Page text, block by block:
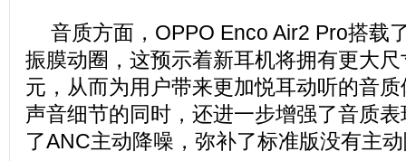
音质方面，OPPO Enco Air2 Pro搭载
振膜动圈，这预示着新耳机将拥有更大
元，从而为用户带来更加悦耳动听的音
声音细节的同时，还进一步增强了音质
了ANC主动降噪，弥补了标准版没有主